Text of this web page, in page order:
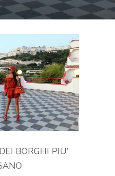
BORGHI PIU’